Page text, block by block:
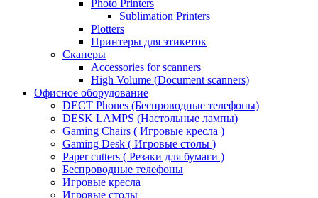
Photo Printers
Sublimation Printers
Plotters
Принтеры для этикеток
Сканеры
Accessories for scanners
High Volume (Document scanners)
Офисное оборудование
DECT Phones (Беспроводные телефоны)
DESK LAMPS (Настольные лампы)
Gaming Chairs ( Игровые кресла )
Gaming Desk ( Игровые столы )
Paper cutters ( Резаки для бумаги )
Беспроводные телефоны
Игровые кресла
Игровые столы